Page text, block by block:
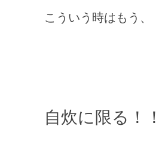
こういう時はもう、
自炊に限る！！